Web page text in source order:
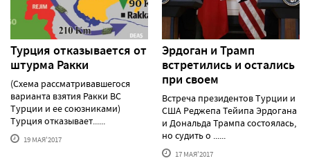
Турция отказывается от
штурма Ракки
(Схема рассматривавшегося
варианта взятия Ракки ВС
Турции и ее союзниками)
Турция отказывает......
19 МАЯ'2017
Эрдоган и Трамп
встретились и остались
при своем
Встреча президентов Турции и
США Реджепа Тейипа Эрдогана
и Дональда Трампа состоялась,
но судить о ......
17 МАЯ'2017